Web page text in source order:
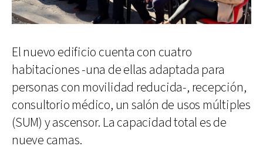
El nuevo edificio cuenta con cuatro
habitaciones -una de ellas adaptada para
personas con movilidad reducida-, recepción,
consultorio médico, un salón de usos múltiples
(SUM) y ascensor. La capacidad total es de
nueve camas.